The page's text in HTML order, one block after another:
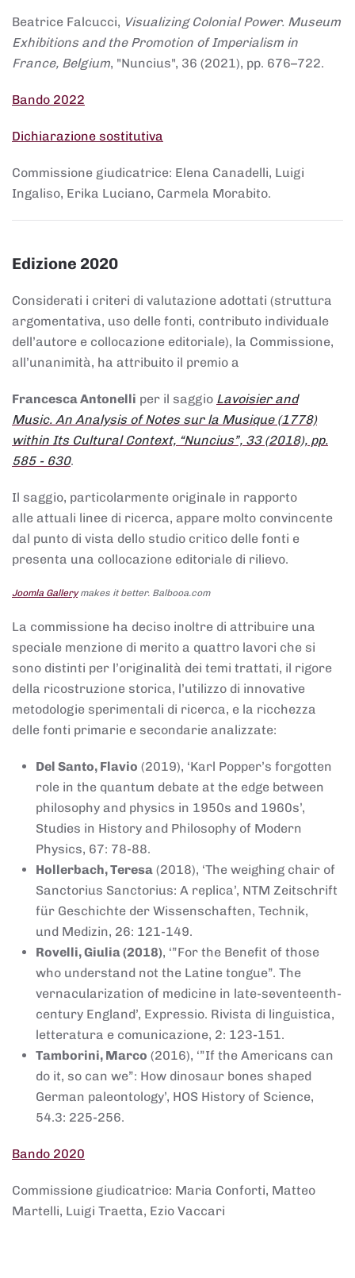
Beatrice Falcucci, Visualizing Colonial Power. Museum
Exhibitions and the Promotion of Imperialism in
France, Belgium, "Nuncius", 36 (2021), pp. 676–722.
Bando 2022
Dichiarazione sostitutiva
Commissione giudicatrice: Elena Canadelli, Luigi
Ingaliso, Erika Luciano, Carmela Morabito.
Edizione 2020
Considerati i criteri di valutazione adottati (struttura
argomentativa, uso delle fonti, contributo individuale
dell’autore e collocazione editoriale), la Commissione,
all’unanimità, ha attribuito il premio a
Francesca Antonelli per il saggio Lavoisier and
Music. An Analysis of Notes sur la Musique (1778)
within Its Cultural Context, “Nuncius”, 33 (2018), pp.
585 - 630.
Il saggio, particolarmente originale in rapporto
alle attuali linee di ricerca, appare molto convincente
dal punto di vista dello studio critico delle fonti e
presenta una collocazione editoriale di rilievo.
Joomla Gallerymakes it better. Balbooa.com
La commissione ha deciso inoltre di attribuire una
speciale menzione di merito a quattro lavori che si
sono distinti per l’originalità dei temi trattati, il rigore
della ricostruzione storica, l’utilizzo di innovative
metodologie sperimentali di ricerca, e la ricchezza
delle fonti primarie e secondarie analizzate:
Del Santo, Flavio (2019), ‘Karl Popper’s forgotten
role in the quantum debate at the edge between
philosophy and physics in 1950s and 1960s’,
Studies in History and Philosophy of Modern
Physics, 67: 78-88.
Hollerbach, Teresa (2018), ‘The weighing chair of
Sanctorius Sanctorius: A replica’, NTM Zeitschrift
für Geschichte der Wissenschaften, Technik,
und Medizin, 26: 121-149.
Rovelli, Giulia (2018), ‘”For the Benefit of those
who understand not the Latine tongue”. The
vernacularization of medicine in late-seventeenth-
century England’, Expressio. Rivista di linguistica,
letteratura e comunicazione, 2: 123-151.
Tamborini, Marco (2016), ‘”If the Americans can
do it, so can we”: How dinosaur bones shaped
German paleontology’, HOS History of Science,
54.3: 225-256.
Bando 2020
Commissione giudicatrice: Maria Conforti, Matteo
Martelli, Luigi Traetta, Ezio Vaccari